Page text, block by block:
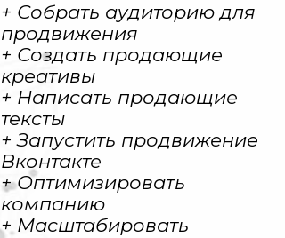
+ Собрать аудиторию для
продвижения
+ Создать продающие
креативы
+ Написать продающие
тексты
+ Запустить продвижение
Вконтакте
+ Оптимизировать
компанию
+ Масштабировать